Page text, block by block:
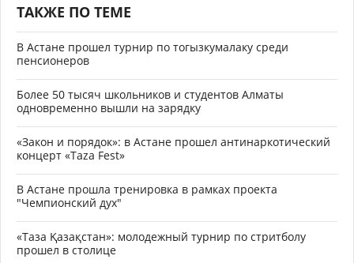
ТАКЖЕ ПО ТЕМЕ
В Астане прошел турнир по тогызкумалаку среди
пенсионеров
Более 50 тысяч школьников и студентов Алматы
одновременно вышли на зарядку
«Закон и порядок»: в Астане прошел антинаркотический
концерт «Taza Fest»
В Астане прошла тренировка в рамках проекта
"Чемпионский дух"
«Таза Қазақстан»: молодежный турнир по стритболу
прошел в столице